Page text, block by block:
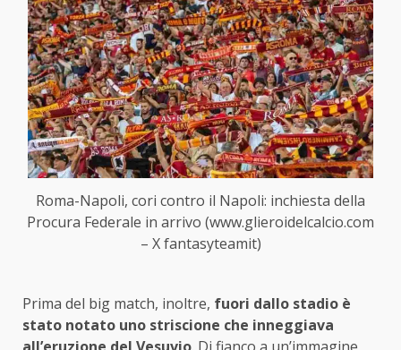
Roma-Napoli, cori contro il Napoli: inchiesta della
Procura Federale in arrivo (www.glieroidelcalcio.com
– X fantasyteamit)
Prima del big match, inoltre, fuori dallo stadio è
stato notato uno striscione che inneggiava